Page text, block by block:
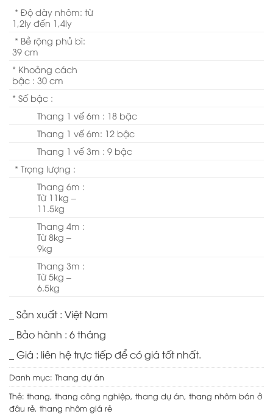
* Độ dày nhôm: từ
1,2ly đến 1,4ly
* Bề rộng phủ bì:
39 cm
* Khoảng cách
bậc : 30 cm
* Số bậc :
Thang 1 vế 6m : 18 bậc
Thang 1 vế 6m: 12 bậc
Thang 1 vế 3m : 9 bậc
* Trọng lượng :
Thang 6m :
Từ 11kg –
11.5kg
Thang 4m :
Từ 8kg –
9kg
Thang 3m :
Từ 5kg –
6.5kg
_ Sản xuất : Việt Nam
_ Bảo hành : 6 tháng
_ Giá : liên hệ trực tiếp để có giá tốt nhất.
Danh mục: Thang dự án
Thẻ: thang, thang công nghiệp, thang dự án, thang nhôm bán ở
đâu rẻ, thang nhôm giá rẻ